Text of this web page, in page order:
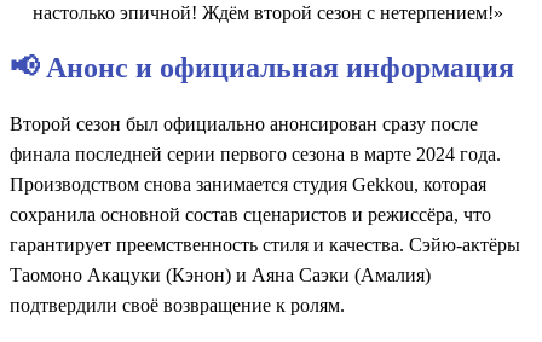
настолько эпичной! Ждём второй сезон с нетерпением!»
📢 Анонс и официальная информация
Второй сезон был официально анонсирован сразу после
финала последней серии первого сезона в марте 2024 года.
Производством снова занимается студия Gekkou, которая
сохранила основной состав сценаристов и режиссёра, что
гарантирует преемственность стиля и качества. Сэйю-актёры
Таомоно Акацуки (Кэнон) и Аяна Саэки (Амалия)
подтвердили своё возвращение к ролям.